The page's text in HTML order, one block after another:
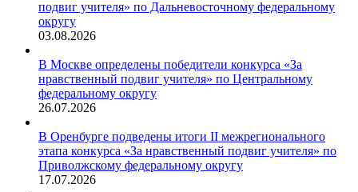
подвиг учителя» по Дальневосточному федеральному
округу
03.08.2026
В Москве определены победители конкурса «За
нравственный подвиг учителя» по Центральному
федеральному округу
26.07.2026
В Оренбурге подведены итоги II межрегионального
этапа конкурса «За нравственный подвиг учителя» по
Приволжскому федеральному округу
17.07.2026